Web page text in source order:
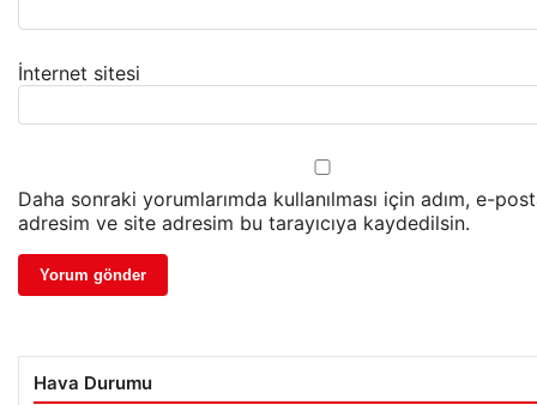
İnternet sitesi
Daha sonraki yorumlarımda kullanılması için adım, e-
adresim ve site adresim bu tarayıcıya kaydedilsin.
Hava Durumu